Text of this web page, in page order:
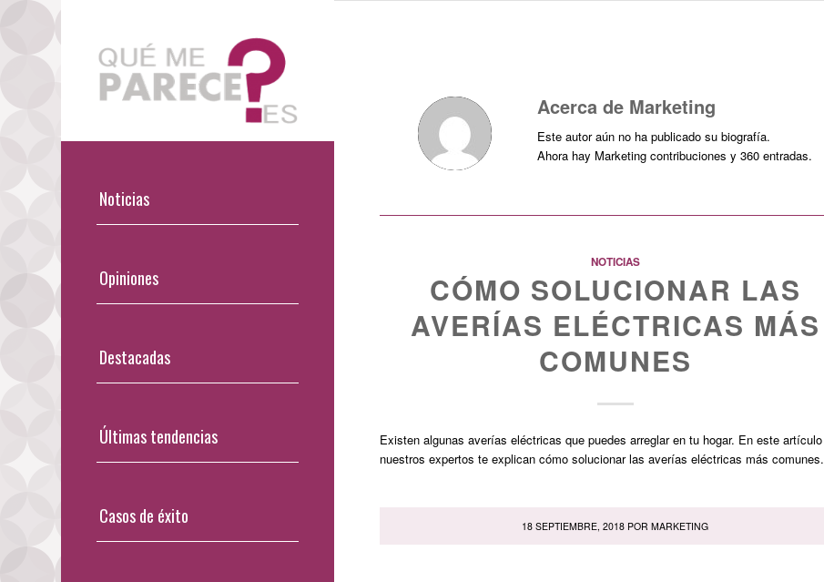
Noticias
Opiniones
Destacadas
Últimas tendencias
Casos de éxito
Acerca de Marketing
Este autor aún no ha publicado su biografía.
Ahora hay Marketing contribuciones y 360 entradas.
NOTICIAS
CÓMO SOLUCIONAR LAS
AVERÍAS ELÉCTRICAS MÁS
COMUNES
Existen algunas averías eléctricas que puedes arreglar en tu hogar. En este artículo
nuestros expertos te explican cómo solucionar las averías eléctricas más comunes.
18 SEPTIEMBRE, 2018 PORMARKETING